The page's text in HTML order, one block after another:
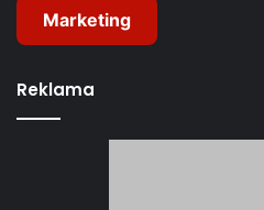
Marketing
Reklama